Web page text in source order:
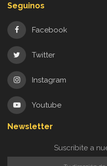
Seguinos
Facebook
Twitter
Instagram
Youtube
Newsletter
Suscribite a